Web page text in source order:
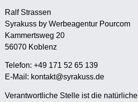
Ralf Strassen
Syrakuss by Werbeagentur Pourcom
Kammertsweg 20
56070 Koblenz
Telefon: +49 171 52 65 139
E-Mail: kontakt@syrakuss.de
Verantwortliche Stelle ist die